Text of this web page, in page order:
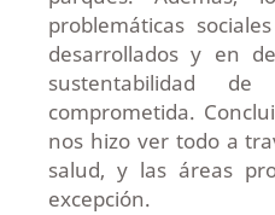
problemáticas
desarrollados y en
sustentabilidad
comprometida.
nos hizo ver todo a
salud, y las áreas
excepción.